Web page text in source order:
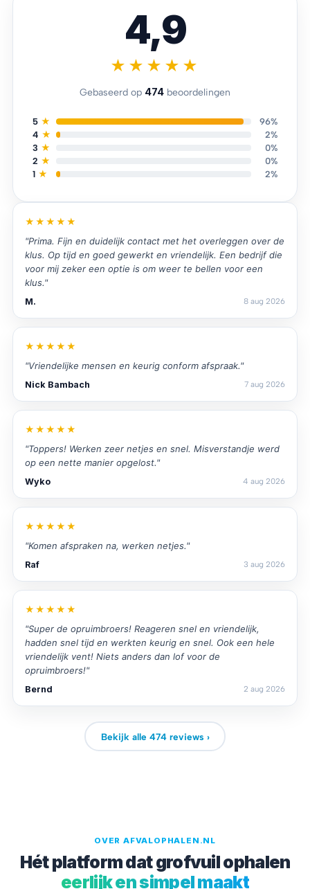
4,9
★★★★★
Gebaseerd op 474 beoordelingen
5 ★
96%
4 ★
2%
3 ★
0%
2 ★
0%
1 ★ 2%
★★★★★
"Prima. Fijn en duidelijk contact met het overleggen over de
klus. Op tijd en goed gewerkt en vriendelijk. Een bedrijf die
voor mij zeker een optie is om weer te bellen voor een
klus."
M. 8 aug 2026
★★★★★
"Vriendelijke mensen en keurig conform afspraak."
Nick Bambach 7 aug 2026
★★★★★
"Toppers! Werken zeer netjes en snel. Misverstandje werd
op een nette manier opgelost."
Wyko 4 aug 2026
★★★★★
"Komen afspraken na, werken netjes."
Raf 3 aug 2026
★★★★★
"Super de opruimbroers! Reageren snel en vriendelijk,
hadden snel tijd en werkten keurig en snel. Ook een hele
vriendelijk vent! Niets anders dan lof voor de
opruimbroers!"
Bernd 2 aug 2026
Bekijk alle 474 reviews ›
OVER AFVALOPHALEN.NL
Hét platform dat grofvuil ophalen
eerlijk en simpel maakt